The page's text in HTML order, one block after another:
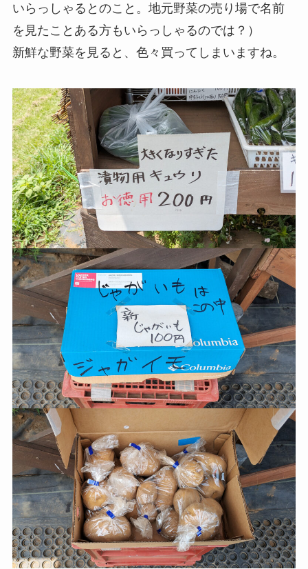
いらっしゃるとのこと。地元野菜の売り場で名前
を見たことある方もいらっしゃるのでは？）
新鮮な野菜を見ると、色々買ってしまいますね。